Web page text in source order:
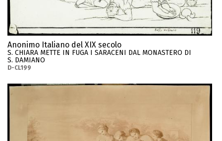
Anonimo Italiano del XIX secolo
S. CHIARA METTE IN FUGA I SARACENI DAL MONASTERO DI
S. DAMIANO
D-CL199